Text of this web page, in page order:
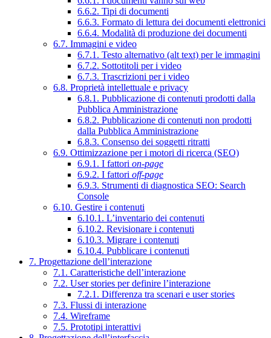
6.6.2. Tipi di documenti
6.6.3. Formato di lettura dei documenti elettronici
6.6.4. Modalità di produzione dei documenti
6.7. Immagini e video
6.7.1. Testo alternativo (alt text) per le immagini
6.7.2. Sottotitoli per i video
6.7.3. Trascrizioni per i video
6.8. Proprietà intellettuale e privacy
6.8.1. Pubblicazione di contenuti prodotti dalla
Pubblica Amministrazione
6.8.2. Pubblicazione di contenuti non prodotti
dalla Pubblica Amministrazione
6.8.3. Consenso dei soggetti ritratti
6.9. Ottimizzazione per i motori di ricerca (SEO)
6.9.1. I fattori on-page
6.9.2. I fattori off-page
6.9.3. Strumenti di diagnostica SEO: Search
Console
6.10. Gestire i contenuti
6.10.1. L’inventario dei contenuti
6.10.2. Revisionare i contenuti
6.10.3. Migrare i contenuti
6.10.4. Pubblicare i contenuti
7. Progettazione dell’interazione
7.1. Caratteristiche dell’interazione
7.2. User stories per definire l’interazione
7.2.1. Differenza tra scenari e user stories
7.3. Flussi di interazione
7.4. Wireframe
7.5. Prototipi interattivi